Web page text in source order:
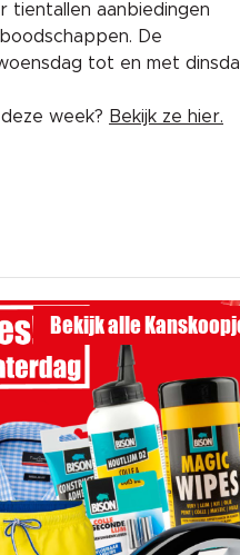
tientallen aanbiedingen
De
tot en met
week? Bekijk ze hier.
Bekijk alle